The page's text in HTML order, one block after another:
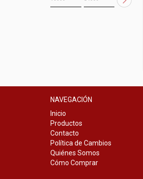
NAVEGACIÓN
Inicio
Productos
Contacto
Política de Cambios
Quiénes Somos
Cómo Comprar